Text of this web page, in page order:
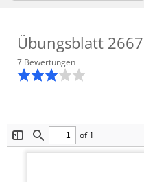
Übungsblatt 2667
7 Bewertungen
Toggle
Sidebar
Find
of 1